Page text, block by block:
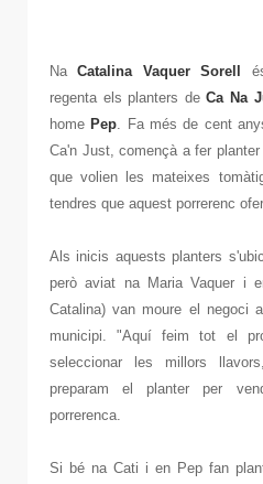
NaCatalina Vaquer Sorell
regenta els planters deCa Na
home Pep . Fa més de cent
Ca'n Just, començà a fer
que volien les mateixes
tendres que aquest porrerenc
Als inicis aquests planters
però aviat na Maria Vaquer i
Catalina) van moure el negoci
municipi. "Aquí feim tot el
seleccionar les millors
preparam el planter per
porrerenca.
Si bé na Cati i en Pep fan